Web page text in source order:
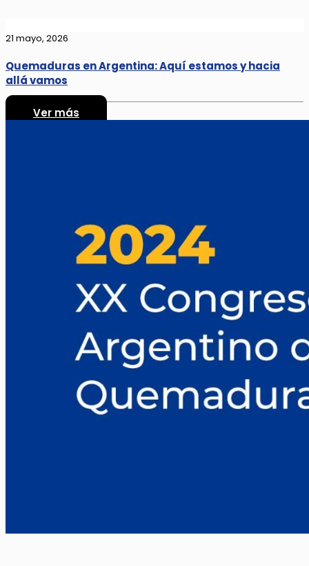
21 mayo, 2026
Quemaduras en Argentina: Aquí estamos y hacia
allá vamos
Ver más